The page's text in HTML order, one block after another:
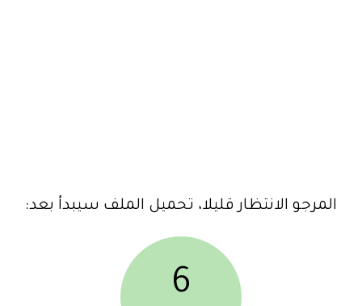
المرجو الانتظار قليلا، تحميل الملف سيبدأ بعد:
6